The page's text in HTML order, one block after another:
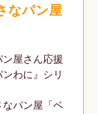
なパン屋
屋さん応援
わに』シリ
なパン屋「ベ